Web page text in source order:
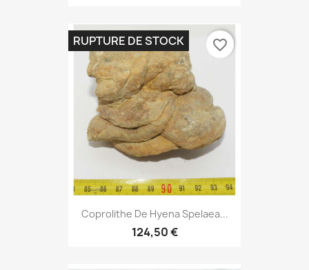
Coprolithe De Hyena Spelaea...
124,50 €
RUPTURE DE STOCK favorite_border